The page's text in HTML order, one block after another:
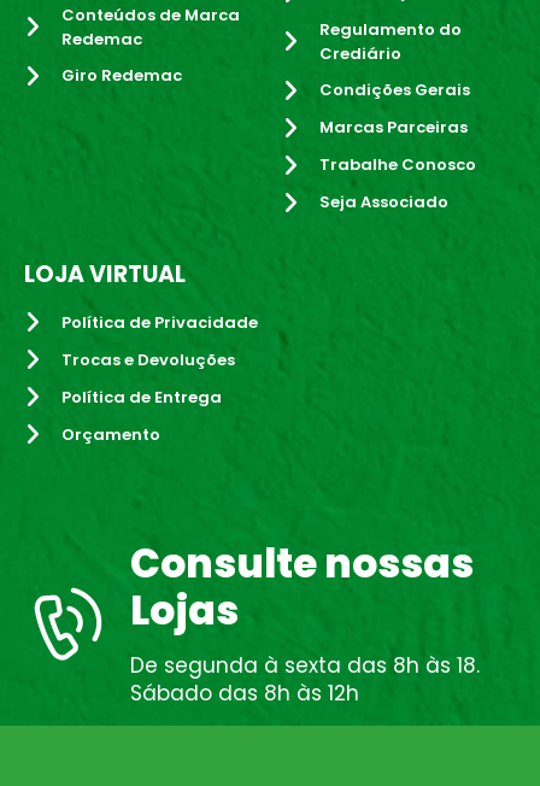
Conteúdos de Marca
Redemac
Giro Redemac
Regulamento do
Crediário
Condições Gerais
Marcas Parceiras
Trabalhe Conosco
Seja Associado
LOJA VIRTUAL
Política de Privacidade
Trocas e Devoluções
Política de Entrega
Orçamento
Consulte nossas
Lojas
De segunda à sexta das 8h às 18.
Sábado das 8h às 12h